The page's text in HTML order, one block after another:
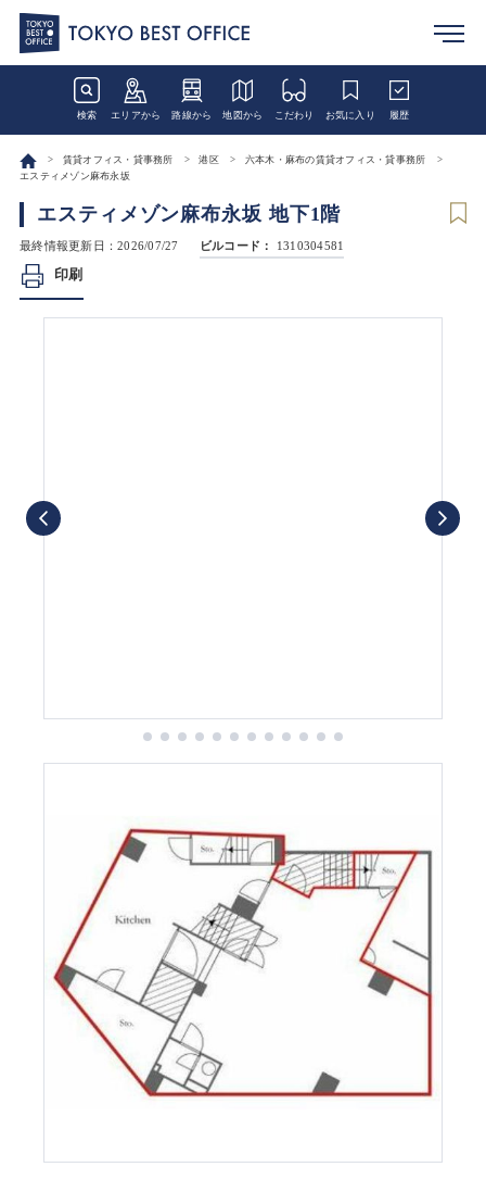
検索 エリアから 路線から 地図から こだわり お気に入り 履歴
賃貸オフィス・貸事務所 港区
六本木・麻布の賃貸オフィス・貸事務所
エスティメゾン麻布永坂
エスティメゾン麻布永坂 地下1階
最終情報更新日：2026/07/27 ビルコード： 1310304581
印刷